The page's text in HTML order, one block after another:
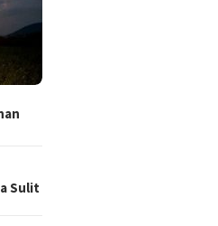
Sulit